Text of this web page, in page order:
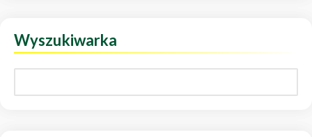
Wyszukiwarka